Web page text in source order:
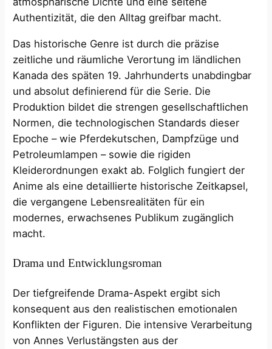
Authentizität, die den Alltag greifbar macht.
Das historische Genre ist durch die präzise
zeitliche und räumliche Verortung im ländlichen
Kanada des späten 19. Jahrhunderts unabdingbar
und absolut definierend für die Serie. Die
Produktion bildet die strengen gesellschaftlichen
Normen, die technologischen Standards dieser
Epoche – wie Pferdekutschen, Dampfzüge und
Petroleumlampen – sowie die rigiden
Kleiderordnungen exakt ab. Folglich fungiert der
Anime als eine detaillierte historische Zeitkapsel,
die vergangene Lebensrealitäten für ein
modernes, erwachsenes Publikum zugänglich
macht.
Drama und Entwicklungsroman
Der tiefgreifende Drama-Aspekt ergibt sich
konsequent aus den realistischen emotionalen
Konflikten der Figuren. Die intensive Verarbeitung
von Annes Verlustängsten aus der